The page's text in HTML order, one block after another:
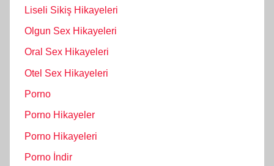
Liseli Sikiş Hikayeleri
Olgun Sex Hikayeleri
Oral Sex Hikayeleri
Otel Sex Hikayeleri
Porno
Porno Hikayeler
Porno Hikayeleri
Porno İndir